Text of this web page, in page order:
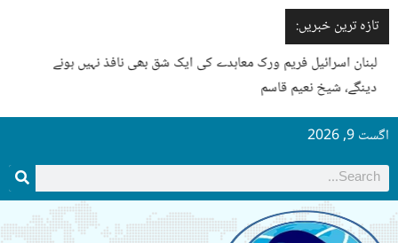
تازہ ترین خبریں:
لبنان اسرائیل فریم ورک معاہدے کی ایک شق بھی نافذ نہیں ہونے
دینگے، شیخ نعیم قاسم
اگست 9, 2026